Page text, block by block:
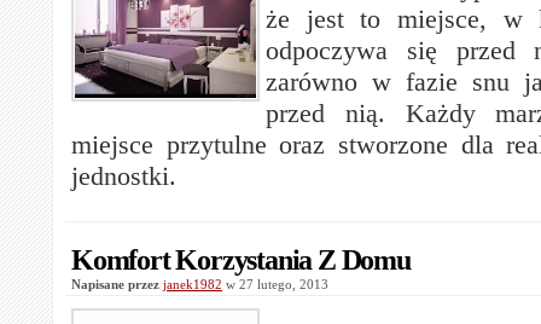
że jest to miejsce, w
odpoczywa się przed
zarówno w fazie snu
przed nią. Każdy
miejsce przytulne oraz stworzone dla
jednostki.
Komfort Korzystania Z Domu
Napisane przez janek1982 w 27 lutego, 2013